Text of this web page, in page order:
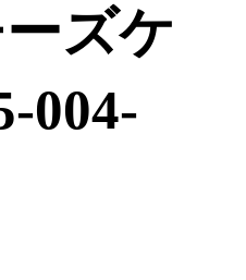
ズケ
004-